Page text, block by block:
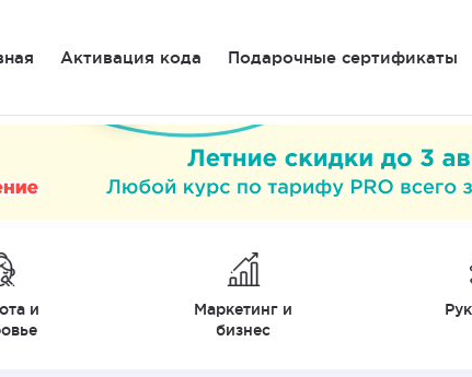
Активация кода Подарочные сертификаты
и
Маркетинг и
бизнес